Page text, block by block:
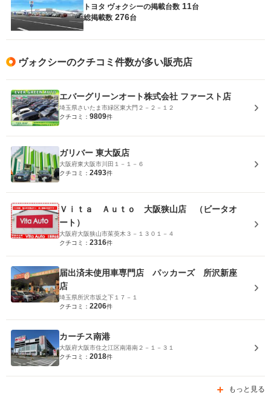
トヨタ ヴォクシーの掲載台数 11台
総掲載数 276台
ヴォクシーのクチコミ件数が多い販売店
エバーグリーンオート株式会社 ファースト店
埼玉県さいたま市緑区東大門２－２－１２
クチコミ： 9809件
ガリバー 東大阪店
大阪府東大阪市川田１－１－６
クチコミ： 2493件
Ｖｉｔａ Ａｕｔｏ 大阪狭山店 （ビータオ
ート）
大阪府大阪狭山市茱萸木３－１３０１－４
クチコミ： 2316件
届出済未使用車専門店 パッカーズ 所沢新座
店
埼玉県所沢市坂之下１７－１
クチコミ： 2206件
カーチス南港
大阪府大阪市住之江区南港南２－１－３１
クチコミ： 2018件
もっと見る